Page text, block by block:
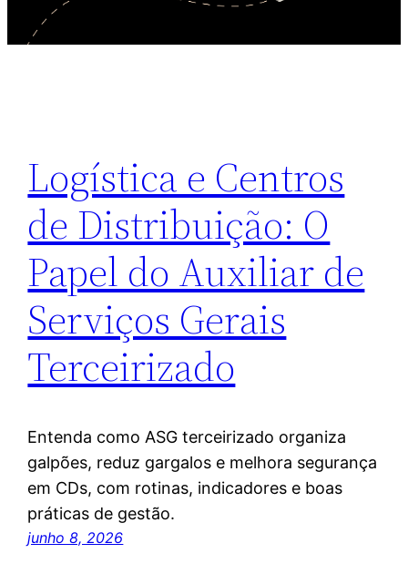
Logística e Centros
de Distribuição: O
Papel do Auxiliar de
Serviços Gerais
Terceirizado
Entenda como ASG terceirizado organiza
galpões, reduz gargalos e melhora segurança
em CDs, com rotinas, indicadores e boas
práticas de gestão.
junho 8, 2026